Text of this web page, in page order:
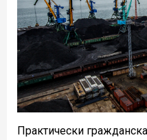
Практически